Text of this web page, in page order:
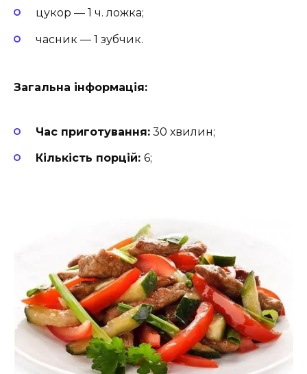
цукор — 1 ч. ложка;
часник — 1 зубчик.
Загальна інформація:
Час приготування: 30 хвилин;
Кількість порцій: 6;